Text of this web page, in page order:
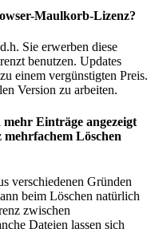
Maulkorb-Lizenz?
Sie erwerben diese
benutzen. Updates
einem vergünstigten Preis.
Version zu arbeiten.
Einträge angezeigt
Löschen
verschiedenen Gründen
beim Löschen natürlich
zwischen
Dateien lassen sich